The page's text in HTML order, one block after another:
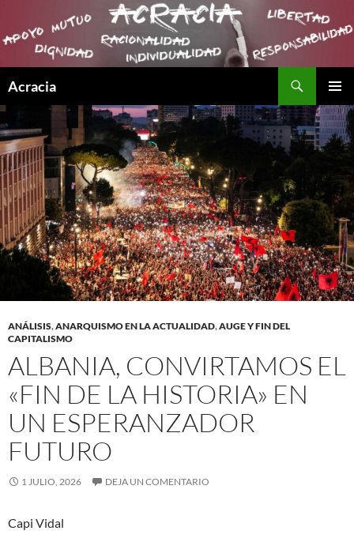
Acracia
MENÚ
CONTENIDO
ANÁLISIS,ANARQUISMO EN LA ACTUALIDAD,AUGE Y FIN DEL
CAPITALISMO
ALBANIA, CONVIRTAMOS EL
«FIN DE LA HISTORIA» EN
UN ESPERANZADOR
FUTURO
1 JULIO, 2026 DEJA UN COMENTARIO
Capi Vidal